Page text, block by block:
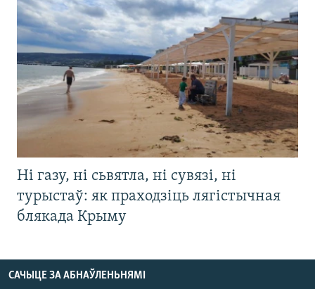
Ні газу, ні сьвятла, ні сувязі, ні
турыстаў: як праходзіць лягістычная
блякада Крыму
САЧЫЦЕ ЗА АБНАЎЛЕНЬНЯМІ